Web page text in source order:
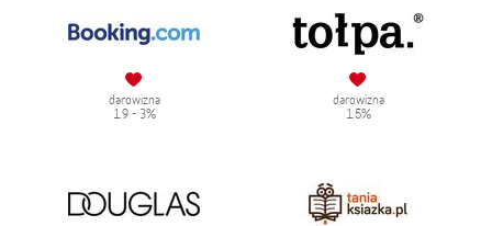
darowizna
1.9 - 3%
darowizna
1.5%